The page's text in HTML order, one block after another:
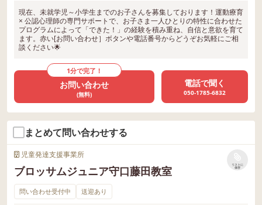
現在、未就学児～小学生までのお子さんを募集しております！運動療育
× 公認心理師の専門サポートで、お子さま一人ひとりの特性に合わせた
プログラムによって「できた！」の経験を積み重ね、自信と意欲を育て
ます。赤い[お問い合わせ］ボタンや電話番号からどうぞお気軽にご相
談ください🌟
1分で完了！
お問い合わせ
(無料)
電話で聞く
050-1785-6832
まとめて問い合わせする
児童発達支援事業所
ブロッサムジュニア守口藤田教室
リストに
保存
問い合わせ受付中 送迎あり